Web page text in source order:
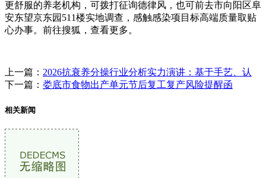
更舒服的养老机构，可拨打征询德律风，也可前去市向阳区阜
安东望京东园511楼实地调查，感触感染项目标高端质量取贴
心办事。前往搜狐，查看更多。
上一篇： 2026抗衰养分操行业分析实力演讲：基于手艺、认
下一篇： 娄底市食物出产单元节后复工复产风险提醒函
相关新闻